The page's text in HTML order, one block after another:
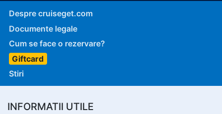
Despre cruiseget.com
Documente legale
Cum se face o rezervare?
Giftcard
Stiri
INFORMATII UTILE